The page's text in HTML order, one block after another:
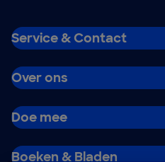
Service & Contact
Over ons
Doe mee
Boeken & Bladen